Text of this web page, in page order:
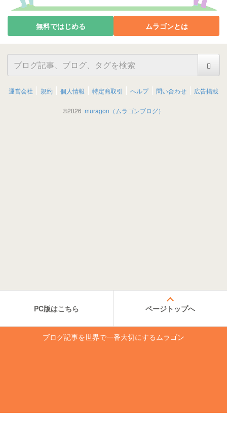
無料ではじめる ムラゴンとは
運営会社 規約 個人情報 特定商取引 ヘルプ 問い合わせ 広告掲載
©2026 muragon（ムラゴンブログ）
PC版はこちら ページトップへ
ブログ記事を世界で一番大切にするムラゴン